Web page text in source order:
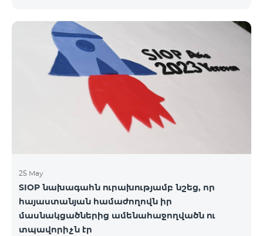
25 May
SIOP նախագահն ուրախությամբ նշեց, որ
հայաստանյան համաժողովն իր
մասնակցածներից ամենահաջողվածն ու
տպավորիչն էր